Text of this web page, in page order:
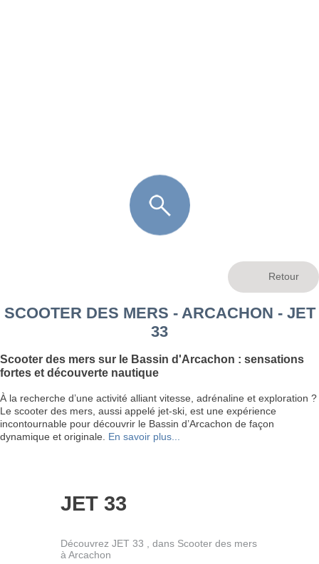
SCOOTER DES MERS - ARCACHON - JET
33
Scooter des mers sur le Bassin d'Arcachon : sensations
fortes et découverte nautique
À la recherche d’une activité alliant vitesse, adrénaline et exploration ?
Le scooter des mers, aussi appelé jet-ski, est une expérience
incontournable pour découvrir le Bassin d’Arcachon de façon
dynamique et originale. En savoir plus...
JET 33
Découvrez JET 33 , dans Scooter des mers
à Arcachon